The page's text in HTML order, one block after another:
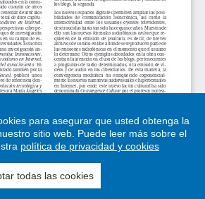
para asegurar que usted obtenga la
sitio web. Puede leer más sobre el
política de privacidad y cookies
todas las cookies